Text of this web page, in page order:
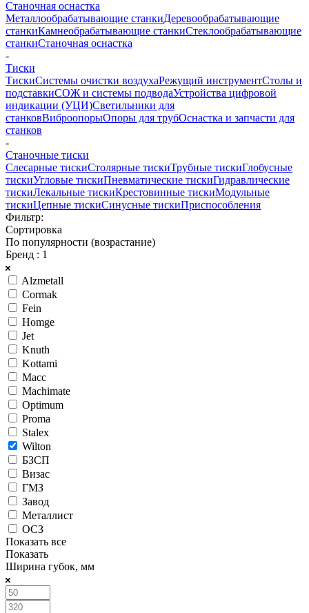
Станочная оснастка
Металлообрабатывающие станкиДеревообрабатывающие
станкиКамнеобрабатывающие станкиСтеклообрабатывающие
станкиСтаночная оснастка
-
Тиски
ТискиСистемы очистки воздухаРежущий инструментСтолы и
подставкиСОЖ и системы подводаУстройства цифровой
индикации (УЦИ)Светильники для
станковВиброопорыОпоры для трубОснастка и запчасти для
станков
-
Станочные тиски
Слесарные тискиСтолярные тискиТрубные тискиГлобусные
тискиУгловые тискиПневматические тискиГидравлические
тискиЛекальные тискиКрестовинные тискиМодульные
тискиЦепные тискиСинусные тискиПриспособления
Фильтр:
Сортировка
По популярности (возрастание)
Бренд : 1
Alzmetall
Cormak
Fein
Homge
Jet
Knuth
Kottami
Macc
Machimate
Optimum
Proma
Stalex
Wilton
БЗСП
Визас
ГМЗ
Завод
Металлист
ОСЗ
Показать все
Показать
Ширина губок, мм